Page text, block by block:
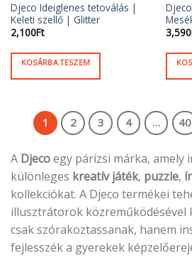
Djeco Ideiglenes tetoválás |
Keleti szellő | Glitter
2,100Ft
KOSÁRBA TESZEM
3,590
1 2 3 4 … 40
A Djecoegy párizsi márka, amely
különleges kreatív játék, puzzle,
kollekciókat. A Djeco termékei
illusztrátorok közreműködésével
csak szórakoztassanak, hanem
fejlesszék a gyerekek